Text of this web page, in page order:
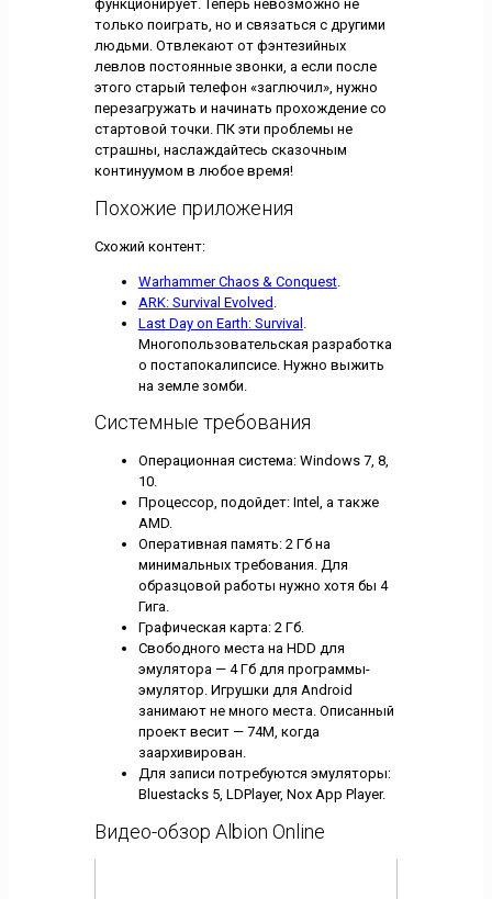
функционирует. Теперь невозможно не
только поиграть, но и связаться с другими
людьми. Отвлекают от фэнтезийных
левлов постоянные звонки, а если после
этого старый телефон «заглючил», нужно
перезагружать и начинать прохождение со
стартовой точки. ПК эти проблемы не
страшны, наслаждайтесь сказочным
континуумом в любое время!
Похожие приложения
Схожий контент:
Warhammer Chaos & Conquest.
ARK: Survival Evolved
Last Day on Earth: Survival
Многопользовательская разработка
о постапокалипсисе. Нужно выжить
на земле зомби.
Системные требования
Операционная система: Windows 7, 8,
10.
Процессор, подойдет: Intel, а также
AMD.
Оперативная память: 2 Гб на
минимальных требования. Для
образцовой работы нужно хотя бы 4
Гига.
Графическая карта: 2 Гб.
Свободного места на HDD для
эмулятора — 4 Гб для программы-
эмулятор. Игрушки для Android
занимают не много места. Описанный
проект весит — 74M, когда
заархивирован.
Для записи потребуются эмуляторы:
Bluestacks 5, LDPlayer, Nox App Player.
Видео-обзор Albion Online